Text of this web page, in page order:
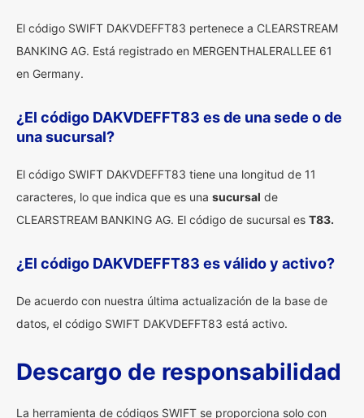
El código SWIFT DAKVDEFFT83 pertenece a CLEARSTREAM
BANKING AG. Está registrado en MERGENTHALERALLEE 61
en Germany.
¿El código DAKVDEFFT83 es de una sede o de
una sucursal?
El código SWIFT DAKVDEFFT83 tiene una longitud de 11
caracteres, lo que indica que es una sucursal de
CLEARSTREAM BANKING AG. El código de sucursal es T83.
¿El código DAKVDEFFT83 es válido y activo?
De acuerdo con nuestra última actualización de la base de
datos, el código SWIFT DAKVDEFFT83 está activo.
Descargo de responsabilidad
La herramienta de códigos SWIFT se proporciona solo con